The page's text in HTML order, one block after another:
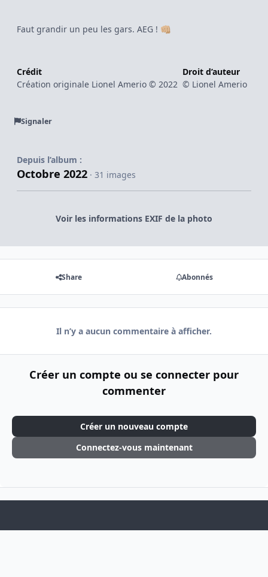
Faut grandir un peu les gars. AEG ! 👊🏼
Crédit
Création originale Lionel Amerio © 2022
Droit d’auteur
© Lionel Amerio
Signaler
Depuis l’album :
Octobre 2022 · 31 images
Voir les informations EXIF de la photo
Share Abonnés
Il n’y a aucun commentaire à afficher.
Créer un compte ou se connecter pour
commenter
Créer un nouveau compte
Connectez-vous maintenant